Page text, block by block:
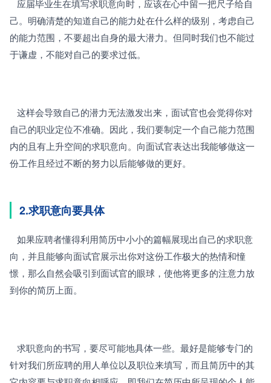
己。明确清楚的知道自己的能力处在什么样的级别，考虑自己
的能力范围，不要超出自身的最大潜力。但同时我们也不能过
于谦虚，不能对自己的要求过低。
自己的职业定位不准确。因此，我们要制定一个自己能力范围
内的且有上升空间的求职意向。向面试官表达出我能够做这一
份工作且经过不断的努力以后能够做的更好。
2.求职意向要具体
向，并且能够向面试官展示出你对这份工作极大的热情和憧
憬，那么自然会吸引到面试官的眼球，使他将更多的注意力放
到你的简历上面。
针对我们所应聘的用人单位以及职位来填写，而且简历中的其